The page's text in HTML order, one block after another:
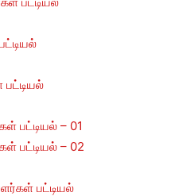
பட்டியல் – 01
பட்டியல் – 02
பட்டியல்